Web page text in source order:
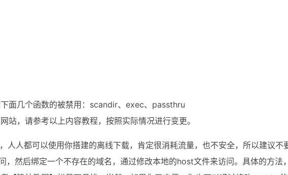
面几个函数的被禁用： scandir、exec、passthru
站，请参考以上内容教程，按照实际情况进行变更。
人人都可以使用你搭建的离线下载，肯定很消耗流量，也不安全，所以建议不
，然后绑定一个不存在的域名，通过修改本地的host文件来访问。具体的方法